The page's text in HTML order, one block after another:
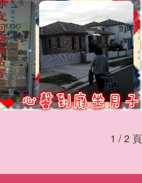
1 / 2 頁